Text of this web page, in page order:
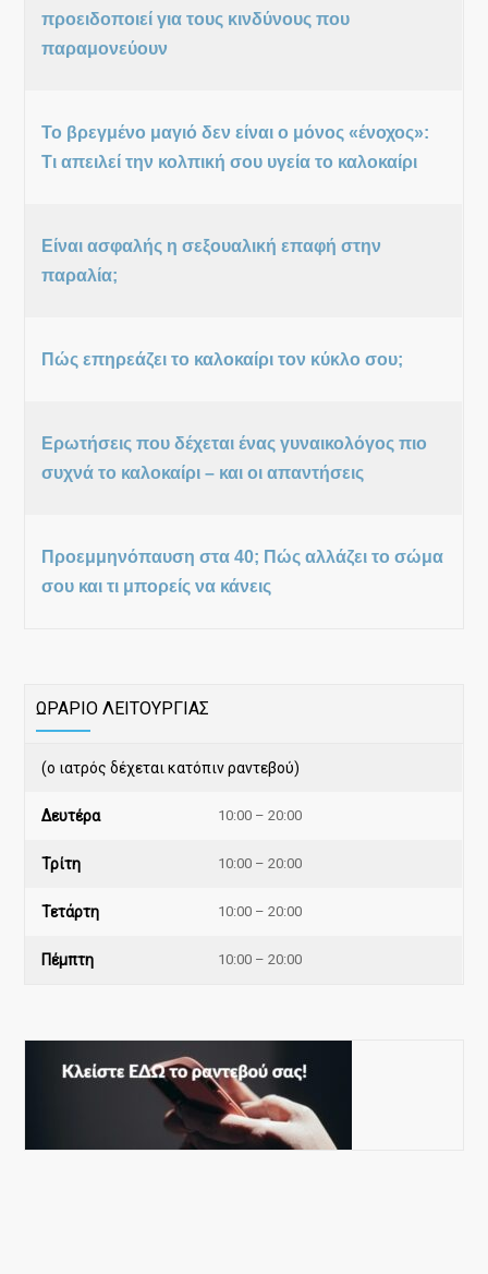
προειδοποιεί για τους κινδύνους που
παραμονεύουν
Το βρεγμένο μαγιό δεν είναι ο μόνος «ένοχος»:
Τι απειλεί την κολπική σου υγεία το καλοκαίρι
Είναι ασφαλής η σεξουαλική επαφή στην
παραλία;
Πώς επηρεάζει το καλοκαίρι τον κύκλο σου;
Ερωτήσεις που δέχεται ένας γυναικολόγος πιο
συχνά το καλοκαίρι – και οι απαντήσεις
Προεμμηνόπαυση στα 40; Πώς αλλάζει το σώμα
σου και τι μπορείς να κάνεις
ΩΡΑΡΙΟ ΛΕΙΤΟΥΡΓΙΑΣ
(ο ιατρός δέχεται κατόπιν ραντεβού)
Δευτέρα 10:00 – 20:00
Τρίτη 10:00 – 20:00
Τετάρτη 10:00 – 20:00
Πέμπτη 10:00 – 20:00